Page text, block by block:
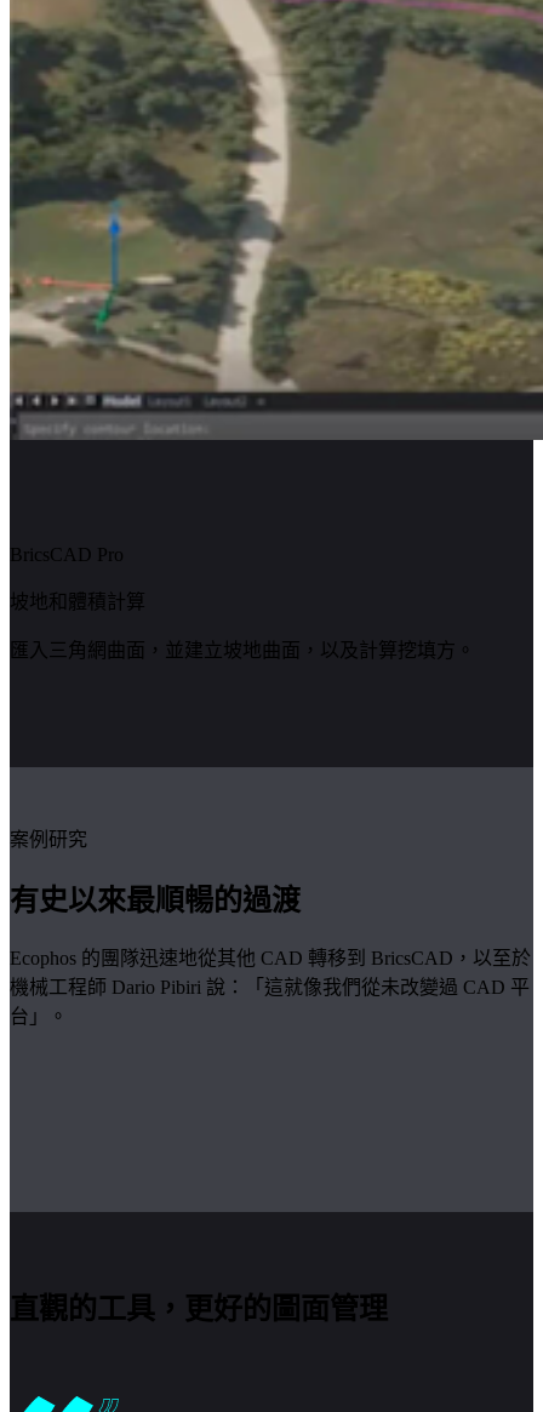
BricsCAD Pro
坡地和體積計算
匯入三角網曲面，並建立坡地曲面，以及計算挖填方。
案例研究
有史以來最順暢的過渡
Ecophos 的團隊迅速地從其他 CAD 轉移到 BricsCAD，以至於
機械工程師 Dario Pibiri 說：「這就像我們從未改變過 CAD 平
台」。
直觀的工具，更好的圖面管理